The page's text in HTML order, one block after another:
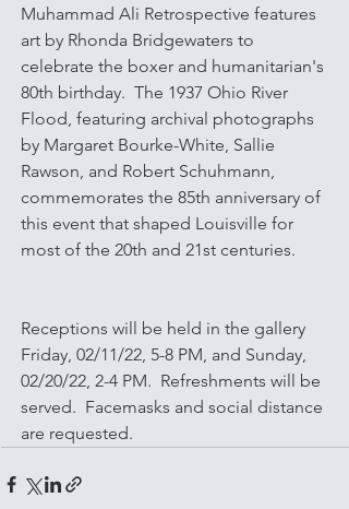
Muhammad Ali Retrospective features
art by Rhonda Bridgewaters to
celebrate the boxer and humanitarian's
80th birthday.  The 1937 Ohio River
Flood, featuring archival photographs
by Margaret Bourke-White, Sallie
Rawson, and Robert Schuhmann,
commemorates the 85th anniversary of
this event that shaped Louisville for
most of the 20th and 21st centuries.
Receptions will be held in the gallery
Friday, 02/11/22, 5-8 PM, and Sunday,
02/20/22, 2-4 PM.  Refreshments will be
served.  Facemasks and social distance
are requested.